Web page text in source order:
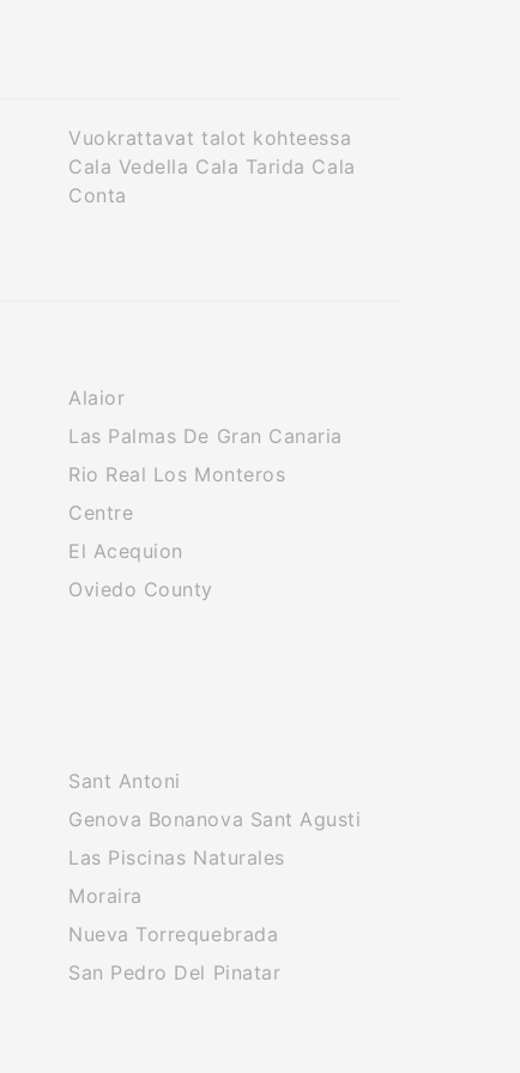
Vuokrattavat talot kohteessa
Cala Vedella Cala Tarida Cala
Conta
Alaior
Las Palmas De Gran Canaria
Rio Real Los Monteros
Centre
El Acequion
Oviedo County
Sant Antoni
Genova Bonanova Sant Agusti
Las Piscinas Naturales
Moraira
Nueva Torrequebrada
San Pedro Del Pinatar